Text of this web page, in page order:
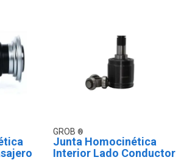
GROB
Junta Homocinética
Interior Lado Conductor